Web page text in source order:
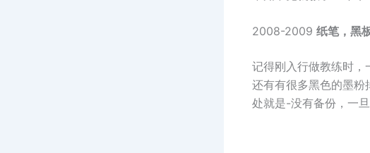
2008-2009 纸笔，
记得刚入行做教练时
还有有很多黑色的墨
处就是-没有备份，一